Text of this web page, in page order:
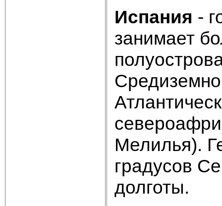
Испания -
занимает
Мелилья).
градусов
долготы.